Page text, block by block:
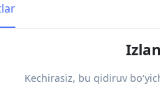
Kechirasiz, bu qidiruv